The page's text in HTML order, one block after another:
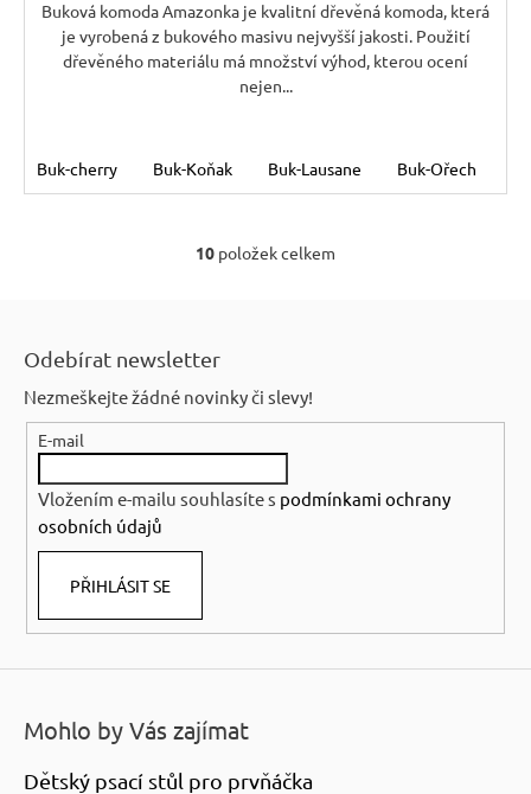
A
Buková komoda Amazonka je kvalitní dřevěná komoda, která
je vyrobená z bukového masivu nejvyšší jakosti. Použití
dřevěného materiálu má množství výhod, kterou ocení
nejen...
Buk-cherry Buk-Koňak Buk-Lausane Buk-Ořech
O
a
í
p
v
ý
u
10 položek celkem
Odebírat newsletter
Nezmeškejte žádné novinky či slevy!
E-mail
Vložením e-mailu souhlasíte s podmínkami ochrany
osobních údajů
PŘIHLÁSIT SE
Mohlo by Vás zajímat
Dětský psací stůl pro prvňáčka